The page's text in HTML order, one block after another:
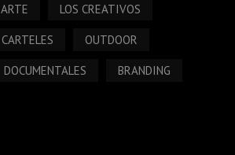
ARTE LOS CREATIVOS
CARTELES OUTDOOR
DOCUMENTALES BRANDING